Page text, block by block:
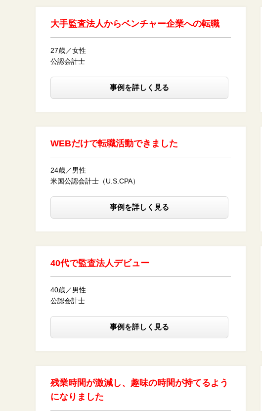
大手監査法人からベンチャー企業への転職
27歳／女性
公認会計士
事例を詳しく見る
WEBだけで転職活動できました
24歳／男性
米国公認会計士（U.S.CPA）
事例を詳しく見る
40代で監査法人デビュー
40歳／男性
公認会計士
事例を詳しく見る
残業時間が激減し、趣味の時間が持てるよう
になりました